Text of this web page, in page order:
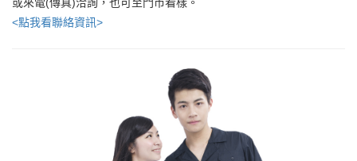
<點我看聯絡資訊>